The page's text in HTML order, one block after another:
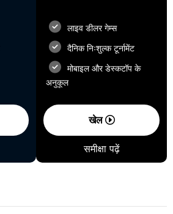
लाइव डीलर गेम्स
दैनिक निःशुल्क टूर्नामेंट
मोबाइल और डेस्कटॉप के
अनुकूल
खेल
समीक्षा पढ़ें